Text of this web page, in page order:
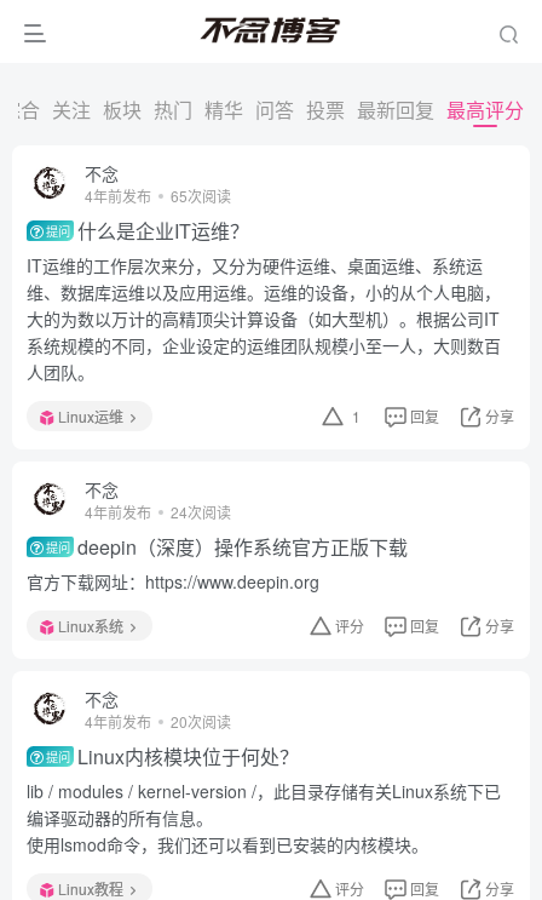
综合 关注 板块 热门 精华 问答 投票 最新回复 最高评分
不念
4年前发布 65次阅读
提问 什么是企业IT运维？
IT运维的工作层次来分，又分为硬件运维、桌面运维、系统运
维、数据库运维以及应用运维。运维的设备，小的从个人电脑，
大的为数以万计的高精顶尖计算设备（如大型机）。根据公司IT
系统规模的不同，企业设定的运维团队规模小至一人，大则数百
人团队。
Linux运维 1 回复 分享
不念
4年前发布 24次阅读
提问 deepin（深度）操作系统官方正版下载
官方下载网址：https://www.deepin.org
Linux系统 评分 回复 分享
不念
4年前发布 20次阅读
提问 Linux内核模块位于何处？
lib / modules / kernel-version /，此目录存储有关Linux系统下已
编译驱动器的所有信息。
使用lsmod命令，我们还可以看到已安装的内核模块。
Linux教程 评分 回复 分享